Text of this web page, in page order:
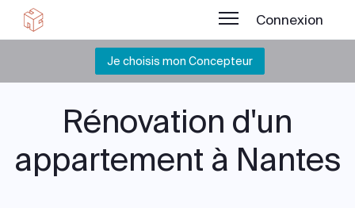
Connexion
Je choisis mon Concepteur
Rénovation d'un
appartement à Nantes